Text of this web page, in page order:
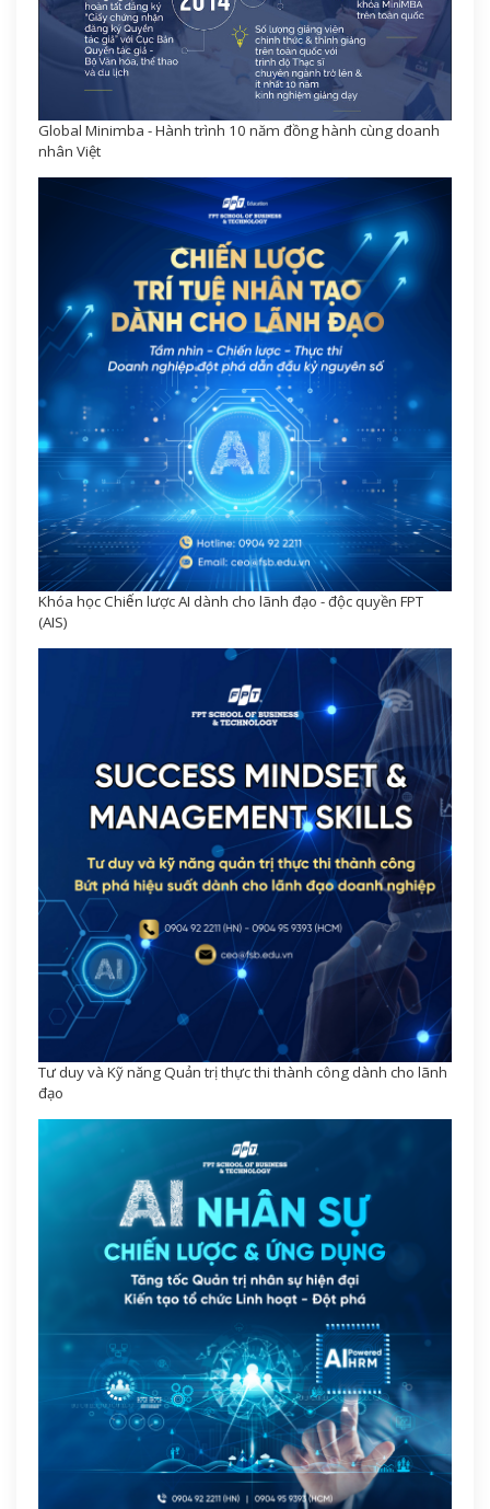
Global Minimba - Hành trình 10 năm đồng hành cùng doanh
nhân Việt
Khóa học Chiến lược AI dành cho lãnh đạo - độc quyền FPT
(AIS)
Tư duy và Kỹ năng Quản trị thực thi thành công dành cho lãnh
đạo